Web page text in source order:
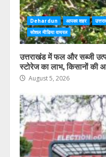
Dehardun आपका शहर
सोशल मीडिया वायरल
उत्तराखंड में फल और सब्जी
स्टोरेज का लाभ, किसानों की
August 5, 2026